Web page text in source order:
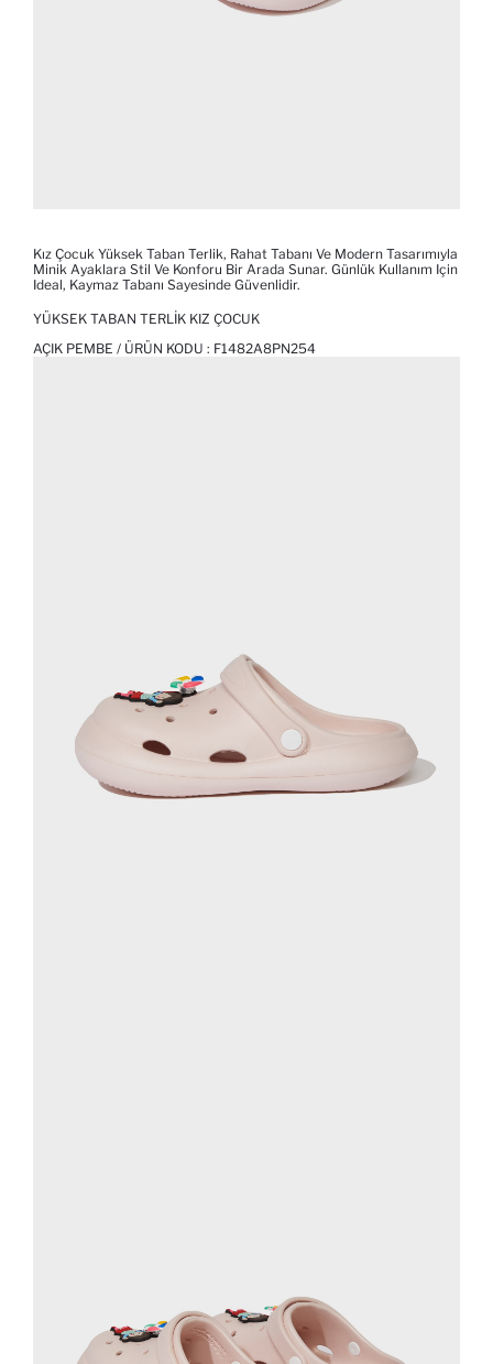
Kız Çocuk Yüksek Taban Terlik, Rahat Tabanı Ve Modern Tasarımıyla
Minik Ayaklara Stil Ve Konforu Bir Arada Sunar. Günlük Kullanım Için
Ideal, Kaymaz Tabanı Sayesinde Güvenlidir.
YÜKSEK TABAN TERLIK KIZ ÇOCUK
AÇIK PEMBE / ÜRÜN KODU : F1482A8PN254